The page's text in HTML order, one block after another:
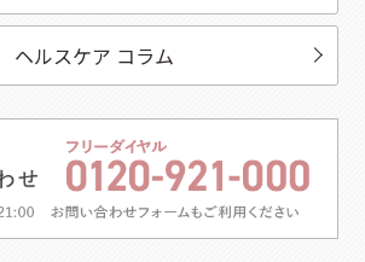
ヘルスケア コラム